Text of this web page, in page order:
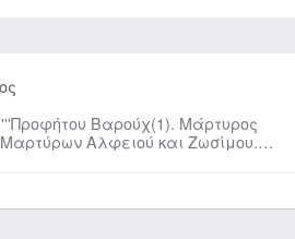
Βαρούχ(1). Μάρτυρος
Αλφειού και Ζωσίμου.